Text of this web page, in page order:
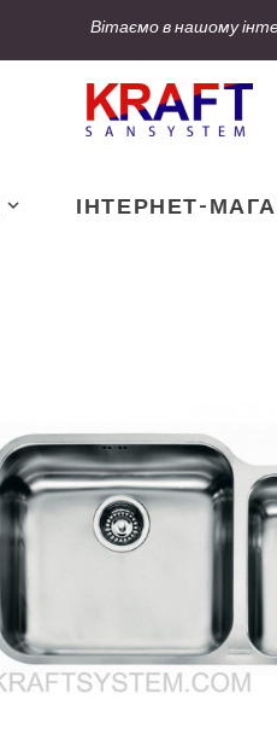
Вітаємо в нашому
ІНТЕРНЕТ-